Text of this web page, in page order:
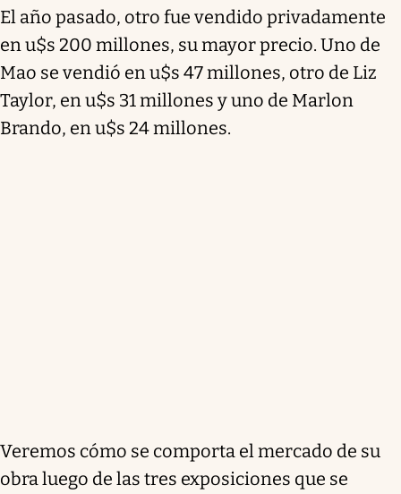
El año pasado, otro fue vendido privadamente
en u$s 200 millones, su mayor precio. Uno de
Mao se vendió en u$s 47 millones, otro de Liz
Taylor, en u$s 31 millones y uno de Marlon
Brando, en u$s 24 millones.
Veremos cómo se comporta el mercado de su
obra luego de las tres exposiciones que se